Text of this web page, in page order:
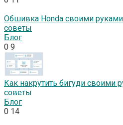
Обшивка Honda своими
советы
Блог
0 9
Как накрутить бигуди своими
советы
Блог
0 14